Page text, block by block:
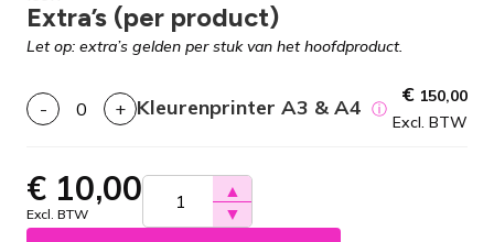
Extra’s (per product)
Let op: extra’s gelden per stuk van het hoofdproduct.
- + Kleurenprinter A3 & A4 ⓘ
€ 150,00
Excl. BTW
€ 10,00
Excl. BTW
▲
▼